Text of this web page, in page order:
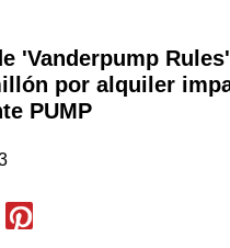
'Vanderpump
por alquiler
PUMP